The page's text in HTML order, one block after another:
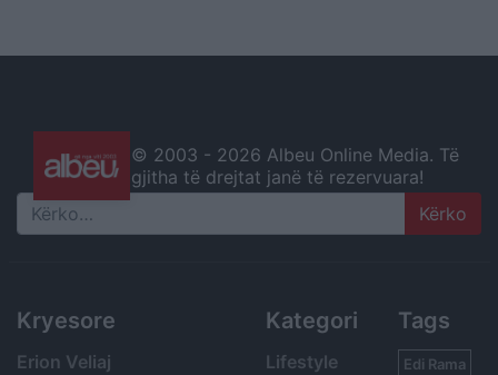
© 2003 - 2026 Albeu Online Media. Të
gjitha të drejtat janë të rezervuara!
Search
Kryesore
Erion Veliaj
Kategori
Lifestyle
Tags
Edi Rama